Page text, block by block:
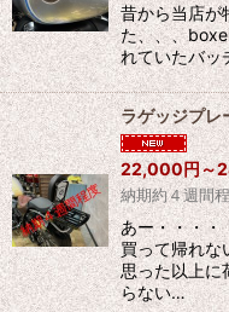
昔から当店が
た、、、
れていたバッ
ラゲッジプレ
22,000円～
納期約４週間
あー・・・・
買って帰れな
思った以上
らない…